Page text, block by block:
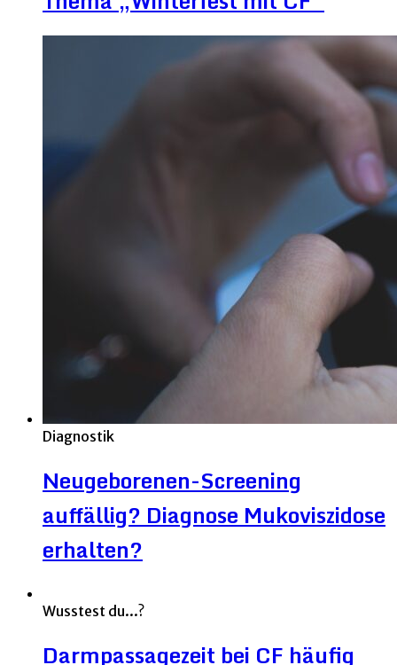
Diagnostik
Neugeborenen-Screening
auffällig? Diagnose Mukoviszidose
erhalten?
Wusstest du...?
Darmpassagezeit bei CF häufig